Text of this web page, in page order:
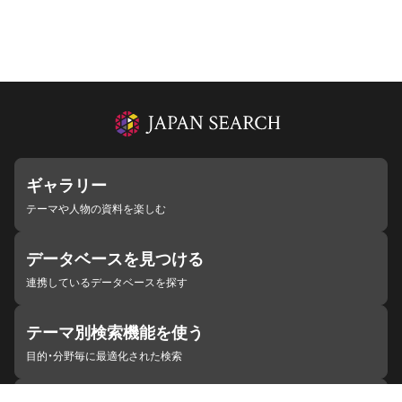
ギャラリー
テーマや人物の資料を楽しむ
データベースを見つける
連携しているデータベースを探す
テーマ別検索機能を使う
目的・分野毎に最適化された検索